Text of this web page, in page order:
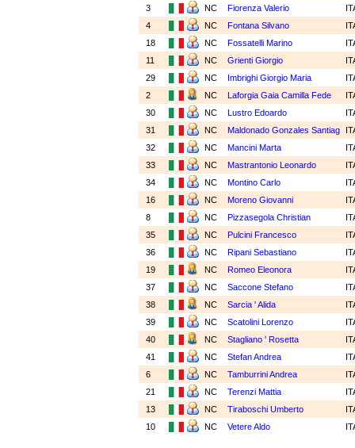
3
NC Fiorenza Valerio
4
NC Fontana Silvano
18
NC Fossatelli Marino
11
NC Grienti Giorgio
29
NC Imbrighi Giorgio Maria
2
NC Laforgia Gaia Camilla Fede
30
NC Lustro Edoardo
31
NC Maldonado Gonzales Santiag
32
NC Mancini Marta
33
NC Mastrantonio Leonardo
34
NC Montino Carlo
16
NC Moreno Giovanni
8
NC Pizzasegola Christian
35
NC Pulcini Francesco
36
NC Ripani Sebastiano
19
NC Romeo Eleonora
37
NC Saccone Stefano
38
NC Sarcia ' Alida
39
NC Scatolini Lorenzo
40
NC Stagliano ' Rosetta
41
NC Stefan Andrea
6
NC Tamburrini Andrea
21
NC Terenzi Mattia
13
NC Tiraboschi Umberto
10
NC Vetere Aldo